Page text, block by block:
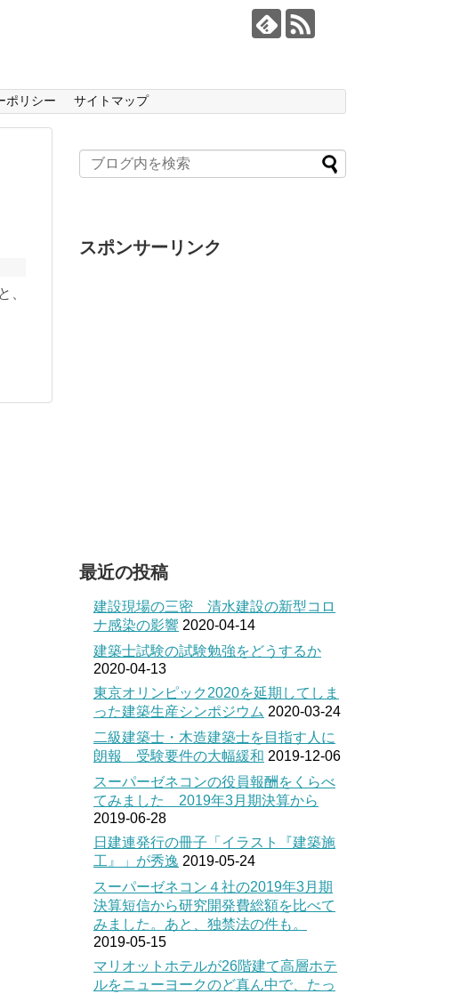
ポリシー サイトマップ
、
スポンサーリンク
最近の投稿
建設現場の三密 清水建設の新型コロ
ナ感染の影響 2020-04-14
建築士試験の試験勉強をどうするか
2020-04-13
東京オリンピック2020を延期してしま
った建築生産シンポジウム 2020-03-24
二級建築士・木造建築士を目指す人に
朗報 受験要件の大幅緩和 2019-12-06
スーパーゼネコンの役員報酬をくらべ
てみました 2019年3月期決算から
2019-06-28
日建連発行の冊子「イラスト『建築施
工』」が秀逸 2019-05-24
スーパーゼネコン４社の2019年3月期
決算短信から研究開発費総額を比べて
みました。あと、独禁法の件も。
2019-05-15
マリオットホテルが26階建て高層ホテ
ルをニューヨークのど真ん中で、たっ